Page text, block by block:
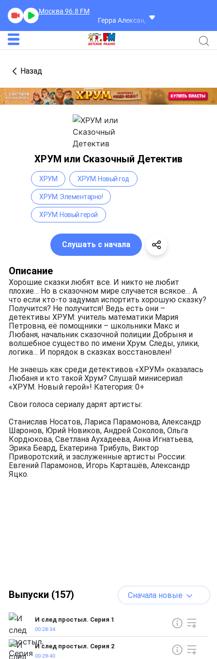
Москва 96.8 FM
Герра Александр
Разговоры
Назад
ХРУМ или Сказочный Детектив
Описание
Хорошие сказки любят все. И никто не любит
плохие… Но в сказочном мире случается всякое… А
что если кто-то задумал испортить хорошую сказку?
Получится? Не получится! Ведь есть они –
детективы ХРУМ: учитель математики Мария
Петровна, её помощники – школьники Макс и
Любаня, начальник сказочной полиции Добрыня и
волшебное существо по имени Хрум. Следы, улики,
логика… И порядок в сказках восстановлен!
Не знаешь как среди детективов «ХРУМ» оказалась
Любаня и кто такой Хрум? Слушай минисериал
«ХРУМ. Новый герой»! Категория: 0+
Свои голоса сериалу дарят артисты:
Станислав Носатов, Лариса Парамонова, Александр
Шаронов, Юрий Новиков, Андрей Соколов, Ольга
Кордюкова, Светлана Аухадеева, Анна Игнатьева,
Эрика Беард, Екатерина Трибуль, Виктор
Приворотский, и заслуженные артисты России:
Евгений Парамонов, Игорь Карташёв, Александр
Яцко.
ХРУМ ХРУМ. Новый год
ХРУМ. Элементарно!
ХРУМ. Новый герой
Слушать с начала
Выпуски (157) Сначала новые
И след простыл. Серия 1
00:28:34
И след простыл. Серия 2
00:29:40